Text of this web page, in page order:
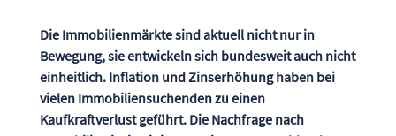
Die Immobilienmärkte sind aktuell nicht nur in
Bewegung, sie entwickeln sich bundesweit auch nicht
einheitlich. Inflation und Zinserhöhung haben bei
vielen Immobiliensuchenden zu einen
Kaufkraftverlust geführt. Die Nachfrage nach